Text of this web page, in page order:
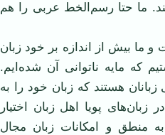
ما حتا رسم‌الخط عربی را هم
ما بیش از اندازه بر خود زبان
که مایه ناتوانی آن شده‌ایم.
هستند که زبان خود را به
زبان‌های پویا اهل زبان اختیار
منطق و امکانات زبان مجال